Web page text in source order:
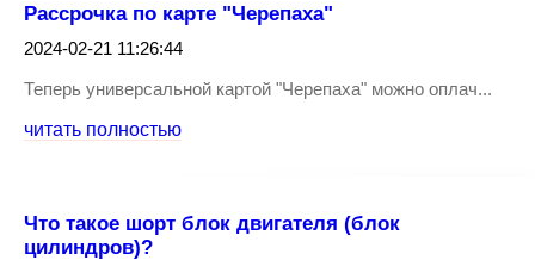
Рассрочка по карте "Черепаха"
2024-02-21 11:26:44
Теперь универсальной картой "Черепаха" можно оплач...
читать полностью
Что такое шорт блок двигателя (блок
цилиндров)?